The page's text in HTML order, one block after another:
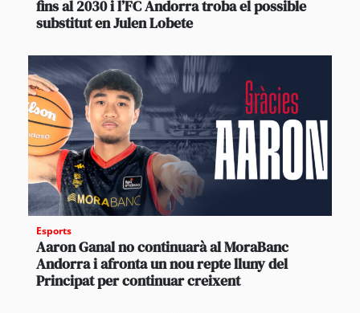
fins al 2030 i l’FC Andorra troba el possible
substitut en Julen Lobete
Esports
Aaron Ganal no continuarà al MoraBanc
Andorra i afronta un nou repte lluny del
Principat per continuar creixent